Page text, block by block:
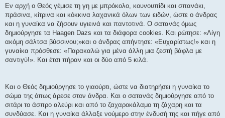
μ
σ
ί
υ
σ
Εν αρχή ο Θεός γέμισε τη γη με μπρόκολο, κουνουπίδι και σπανάκι,
πράσινα, κίτρινα και κόκκινα λαχανικά όλων των ειδών, ώστε ο άνδρας
και η γυναίκα να ζήσουν υγιεινά και παντοτινά. Ο σατανάς όμως
δημιούργησε τα Haagen Dazs και τα διάφορα cookies. Και ρώτησε: «Λίγη
ακόμη σάλτσα βύσσινου;»και ο άνδρας απήντησε: «Ευχαρίστως!» και η
γυναίκα πρόσθεσε: «Παρακαλώ για μένα άλλη μια ζεστή βάφλα με
σαντιγύ!». Και έτσι πήραν και οι δύο από 5 κιλά.
Και ο Θεός δημιούργησε το γιαούρτι, ώστε να διατηρήσει η γυναίκα το
σώμα της όπως άρεσε στον άνδρα. Και ο σατανάς δημιούργησε από το
σιτάρι το άσπρο αλεύρι και από το ζαχαροκάλαμο τη ζάχαρη και τα
συνδύασε. Και η γυναίκα άλλαξε νούμερο στην ένδυσή της και πήγε από